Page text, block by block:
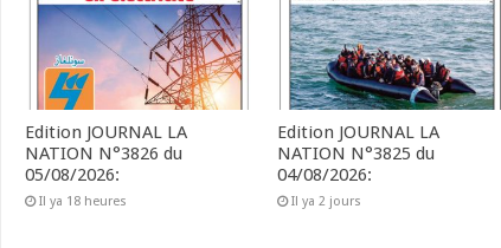
Edition JOURNAL LA
NATION N°3826 du
05/08/2026:
Il ya 18 heures
Edition JOURNAL LA
NATION N°3825 du
04/08/2026:
Il ya 2 jours